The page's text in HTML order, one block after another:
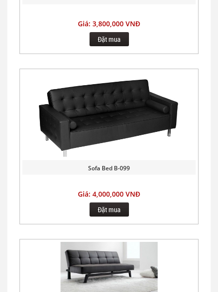
Giá: 3,800,000 VNĐ
Đặt mua
Sofa Bed B-099
Giá: 4,000,000 VNĐ
Đặt mua